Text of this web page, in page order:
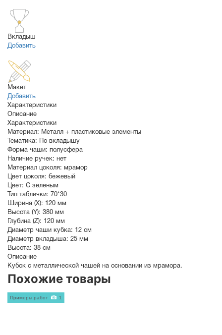
Вкладыш
Добавить
Макет
Добавить
Характеристики
Описание
Характеристики
Материал: Металл + пластиковые элементы
Тематика:
По вкладышу
Форма чаши: полусфера
Наличие ручек: нет
Материал цоколя: мрамор
Цвет цоколя: бежевый
Цвет: С зеленым
Тип таблички: 70*30
Ширина (X): 120 мм
Высота (Y): 380 мм
Глубина (Z): 120 мм
Диаметр чаши кубка: 12 см
Диаметр вкладыша: 25 мм
Высота: 38 см
Описание
Кубок с металлической чашей на основании из мрамора.
Похожие товары
Примеры работ 1